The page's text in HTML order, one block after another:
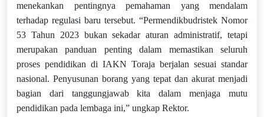
menekankan pentingnya pemahaman yang mendalam
terhadap regulasi baru tersebut. “Permendikbudristek Nomor
53 Tahun 2023 bukan sekadar aturan administratif, tetapi
merupakan panduan penting dalam memastikan seluruh
proses pendidikan di IAKN Toraja berjalan sesuai standar
nasional. Penyusunan borang yang tepat dan akurat menjadi
bagian dari tanggungjawab kita dalam menjaga mutu
pendidikan pada lembaga ini,” ungkap Rektor.